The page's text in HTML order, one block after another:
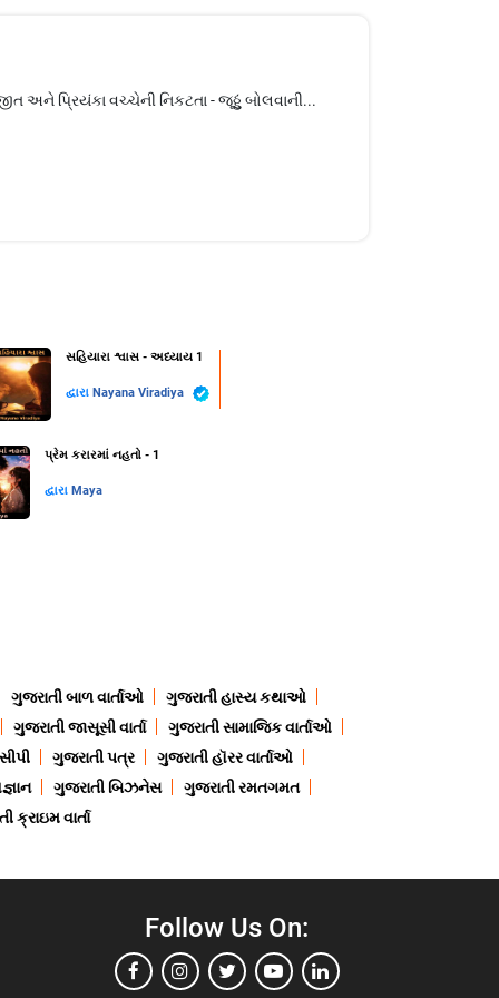
અને પ્રિયંકા વચ્ચેની નિકટતા - જૂઠ્ઠું બોલવાની...
સહિયારા શ્વાસ - અધ્યાય 1
દ્વારા Nayana Viradiya
પ્રેમ કરારમાં નહતો - 1
દ્વારા Maya
ગુજરાતી બાળ વાર્તાઓ
ગુજરાતી હાસ્ય કથાઓ
ગુજરાતી જાસૂસી વાર્તા
ગુજરાતી સામાજિક વાર્તાઓ
ગુજરાતી પત્ર
ગુજરાતી હૉરર વાર્તાઓ
ગુજરાતી બિઝનેસ
ગુજરાતી રમતગમત
ક્રાઇમ વાર્તા
Follow Us On: